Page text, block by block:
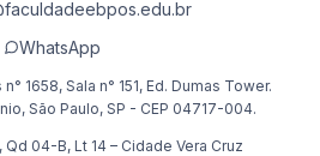
WhatsApp
1658, Sala n° 151, Ed. Dumas Tower.
São Paulo, SP - CEP 04717-004.
04-B, Lt 14 – Cidade Vera Cruz